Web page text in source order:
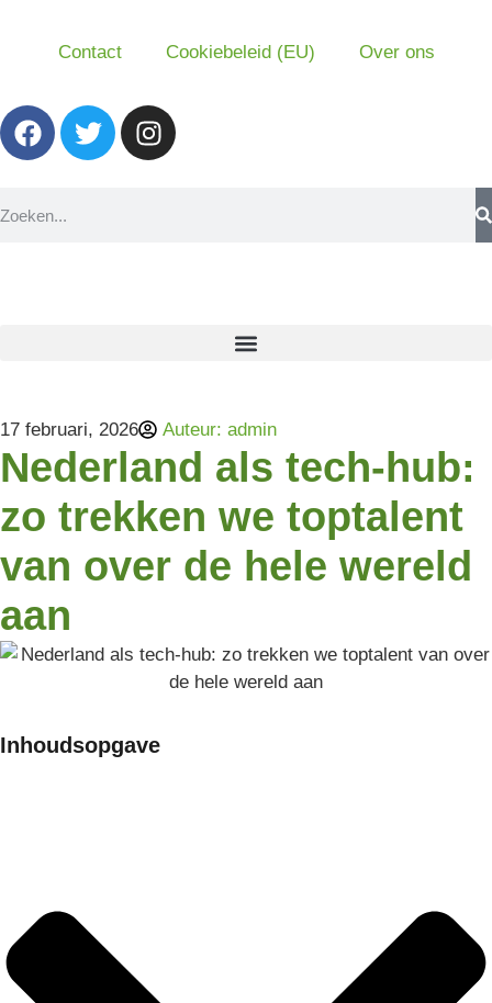
Contact Cookiebeleid (EU) Over ons
17 februari, 2026 Auteur: admin
Nederland als tech-hub:
zo trekken we toptalent
van over de hele wereld
aan
Inhoudsopgave